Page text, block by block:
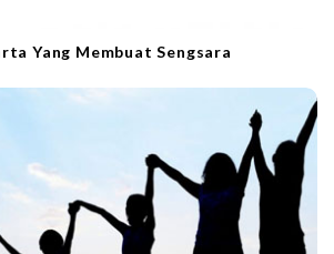
Yang Membuat Sengsara